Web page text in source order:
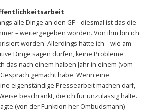
alle Dinge an den GF – diesmal ist das die
– weitergegeben worden. Von ihm bin ich
worden. Allerdings hätte ich – wie am
Dinge sagen dürfen, keine Probleme
das nach einem halben Jahr in einem (vom
gemacht habe. Wenn eine
eigenständige Pressearbeit machen darf,
beschränkt, die ich für unzulässig halte.
(von der Funktion her Ombudsmann)